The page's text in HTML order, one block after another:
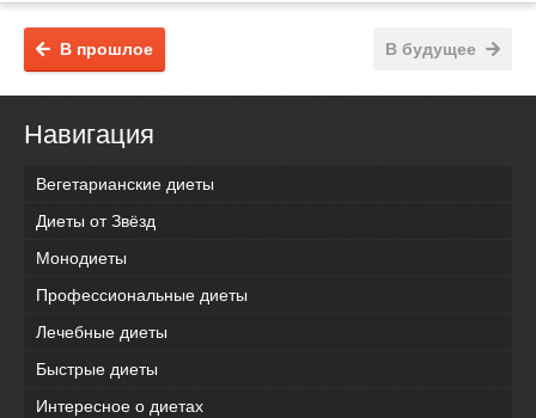
В будущее
В прошлое
Навигация
Вегетарианские диеты
Диеты от Звёзд
Монодиеты
Профессиональные диеты
Лечебные диеты
Быстрые диеты
Интересное о диетах